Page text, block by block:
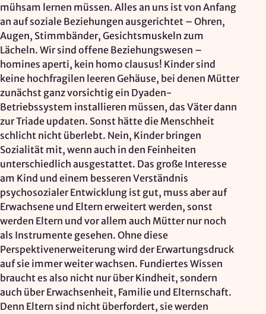
mühsam lernen müssen. Alles an uns ist von Anfang
an auf soziale Beziehungen ausgerichtet – Ohren,
Augen, Stimmbänder, Gesichtsmuskeln zum
Lächeln. Wir sind offene Beziehungswesen –
homines aperti, kein homo clausus! Kinder sind
keine hochfragilen leeren Gehäuse, bei denen Mütter
zunächst ganz vorsichtig ein Dyaden-
Betriebssystem installieren müssen, das Väter dann
zur Triade updaten. Sonst hätte die Menschheit
schlicht nicht überlebt. Nein, Kinder bringen
Sozialität mit, wenn auch in den Feinheiten
unterschiedlich ausgestattet. Das große Interesse
am Kind und einem besseren Verständnis
psychosozialer Entwicklung ist gut, muss aber auf
Erwachsene und Eltern erweitert werden, sonst
werden Eltern und vor allem auch Mütter nur noch
als Instrumente gesehen. Ohne diese
Perspektivenerweiterung wird der Erwartungsdruck
auf sie immer weiter wachsen. Fundiertes Wissen
braucht es also nicht nur über Kindheit, sondern
auch über Erwachsenheit, Familie und Elternschaft.
Denn Eltern sind nicht überfordert, sie werden